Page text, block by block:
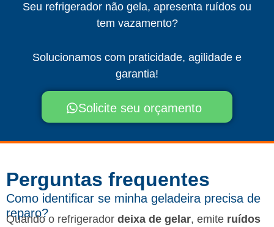
Seu refrigerador não gela, apresenta ruídos ou
tem vazamento?
Solucionamos com praticidade, agilidade e
garantia!
Solicite seu orçamento
Perguntas frequentes​
Como identificar se minha geladeira precisa de
reparo?
Quando o refrigerador deixa de gelar, emite ruídos